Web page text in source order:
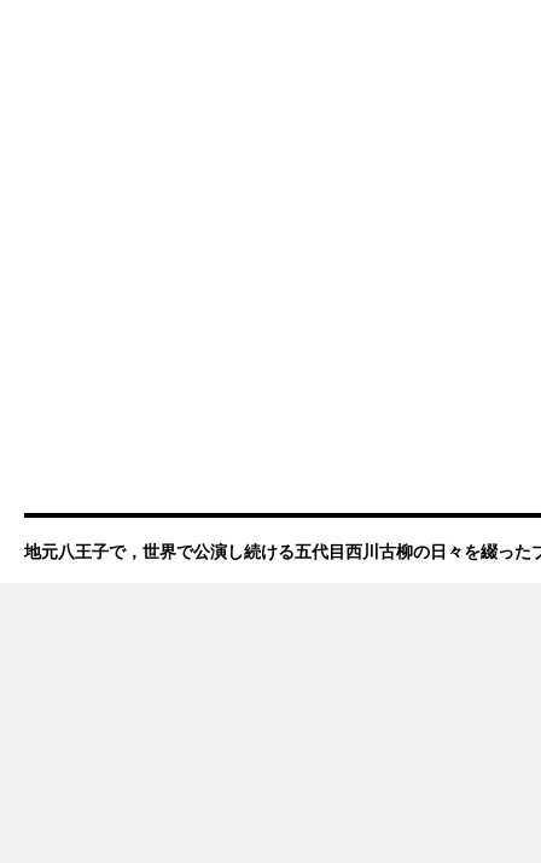
地元八王子で，世界で公演し続ける五代目西川古柳の日々を綴った